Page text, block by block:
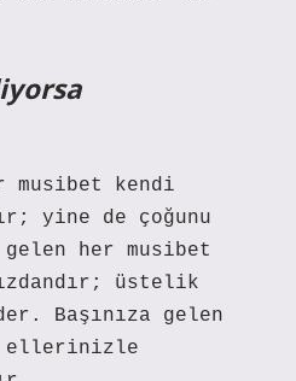
musibet kendi
yine de çoğunu
her musibet
üstelik
Başınıza gelen
ellerinizle